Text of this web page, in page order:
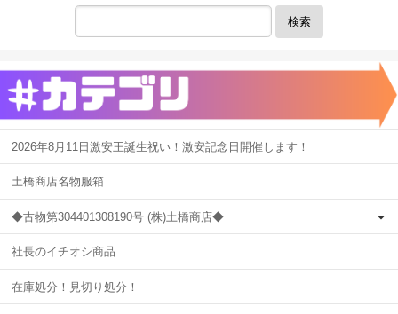
検索
2026年8月11日激安王誕生祝い！激安記念日開催します！
土橋商店名物服箱
◆古物第304401308190号 (株)土橋商店◆
社長のイチオシ商品
在庫処分！見切り処分！